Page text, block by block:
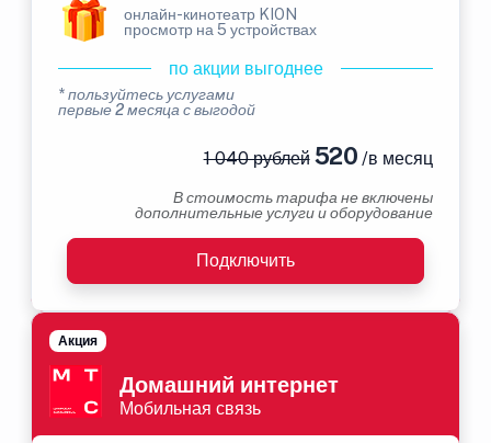
онлайн-кинотеатр KION
просмотр на 5 устройствах
по акции выгоднее
* пользуйтесь услугами
первые 2 месяца с выгодой
1 040 рублей520 /в месяц
В стоимость тарифа не включены
дополнительные услуги и оборудование
Подключить
Домашний интернет
Мобильная связь
Акция